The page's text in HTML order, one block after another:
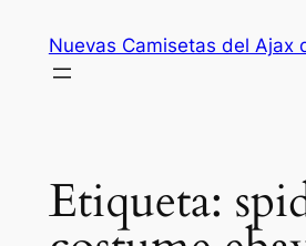
contenido
Nuevas Camisetas del Ajax
Etiqueta: